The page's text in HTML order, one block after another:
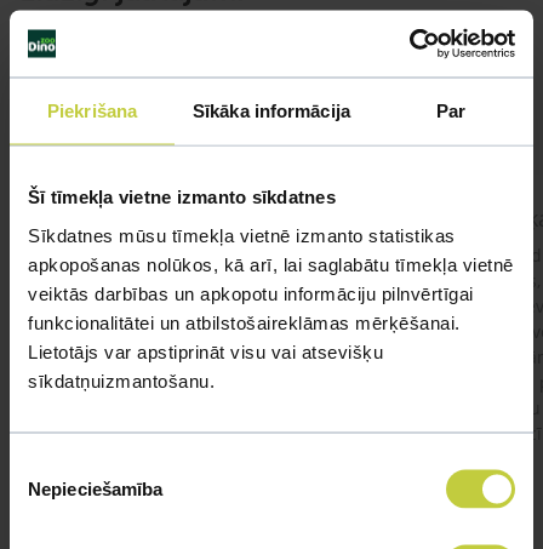
Piekrišana Sīkāka informācija Par
Šī tīmekļa vietne izmanto sīkdatnes
Sīkdatnes mūsu tīmekļa vietnē izmanto statistikas
apkopošanas nolūkos, kā arī, lai saglabātu tīmekļa vietnē
veiktās darbības un apkopotu informāciju pilnvērtīgai
funkcionalitātei un atbilstošaireklāmas mērķēšanai.
Lietotājs var apstiprināt visu vai atsevišķu
sīkdatņuizmantošanu.
izvēle
Nepieciešamība
Mūsu eksperti spēs atbildēt uz jebkuru Jūsu jautājumu
kaķis apēdis plēvi
Ja kaķim gadījies apēst plastiku ,ko ieklāj zem
garnelēm kārbiņās apakšā.Kādas sekas varētu
būt?Kā kaķis varētu reağēt...Ko darīt?
#kakis #apedis